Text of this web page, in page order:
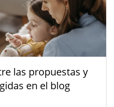
las propuestas y
en el blog